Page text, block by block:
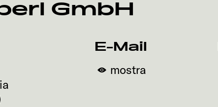
GmbH
E-Mail
mostra